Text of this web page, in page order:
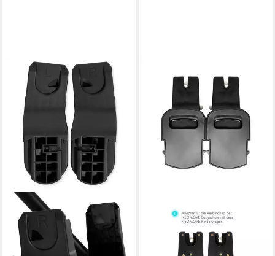
HAUCK
Kinderwagen-Adapter Hauck
Babyschalen Adapter für Walk
N Care Kinderwa
Adapter für Kinderwagen
NEOMOVE Adapter von
NEOMOVE Babyschale zum